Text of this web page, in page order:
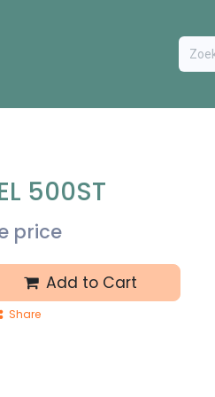
500ST
price
Add to Cart
Share